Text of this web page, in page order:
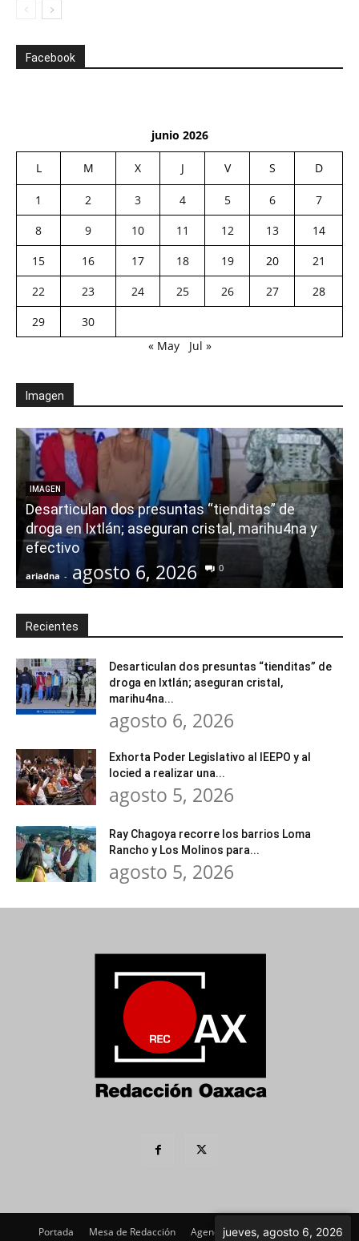
Facebook
junio 2026
L M X J V S D
1 2 3 4 5 6
7
8
9 10 11 12 13
14
15
16 17 18 19 20
21
22
23 24 25 26 27
28
29
30
« May
Jul »
Imagen
IMAGEN
Desarticulan dos presuntas “tienditas” de
droga en Ixtlán; aseguran cristal, marihu4na y
efectivo
ariadna - agosto 6, 2026 0
Recientes
Desarticulan dos presuntas “tienditas” de
droga en Ixtlán; aseguran cristal,
marihu4na...
agosto 6, 2026
Exhorta Poder Legislativo al IEEPO y al
Iocied a realizar una...
agosto 5, 2026
Ray Chagoya recorre los barrios Loma
Rancho y Los Molinos para...
agosto 5, 2026
Portada Mesa de Redacción Agenda Política Imagen
jueves, agosto 6, 2026